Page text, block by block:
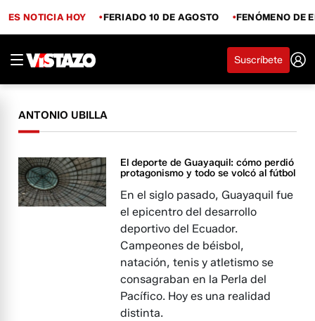
ES NOTICIA HOY FERIADO 10 DE AGOSTO FENÓMENO DE
Suscríbete
ANTONIO UBILLA
El deporte de Guayaquil: cómo perdió
protagonismo y todo se volcó al fútbol
En el siglo pasado, Guayaquil fue
el epicentro del desarrollo
deportivo del Ecuador.
Campeones de béisbol,
natación, tenis y atletismo se
consagraban en la Perla del
Pacífico. Hoy es una realidad
distinta.